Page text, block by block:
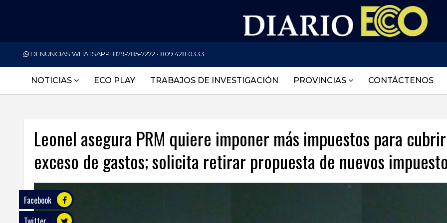
DENUNCIAS WHATSAPP: 829-785-7272 • 809.428.0333
NOTICIAS ECO PLAY TRABAJOS DE INVESTIGACIÓN PROVINCIAS CONTÁCTENOS
NACIONALES
ECONOMÍA
SALUD
TECNOLOGÍA
Leonel asegura PRM quiere imponer más impuestos para cubrir
exceso de gastos; solicita retirar propuesta de nuevos
Facebook